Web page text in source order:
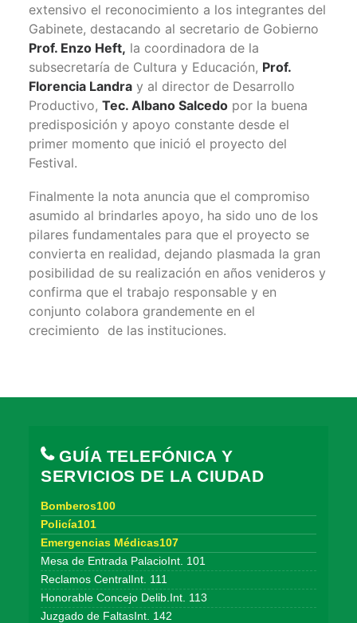
extensivo el reconocimiento a los integrantes del
Gabinete, destacando al secretario de Gobierno
Prof. Enzo Heft, la coordinadora de la
subsecretaría de Cultura y Educación, Prof.
Florencia Landra y al director de Desarrollo
Productivo, Tec. Albano Salcedo por la buena
predisposición y apoyo constante desde el
primer momento que inició el proyecto del
Festival.
Finalmente la nota anuncia que el compromiso
asumido al brindarles apoyo, ha sido uno de los
pilares fundamentales para que el proyecto se
convierta en realidad, dejando plasmada la gran
posibilidad de su realización en años venideros y
confirma que el trabajo responsable y en
conjunto colabora grandemente en el
crecimiento de las instituciones.
GUÍA TELEFÓNICA Y
SERVICIOS DE LA CIUDAD
Bomberos100
Policía101
Emergencias Médicas107
Mesa de Entrada PalacioInt. 101
Reclamos CentralInt. 111
Honorable Concejo Delib.Int. 113
Juzgado de FaltasInt. 142